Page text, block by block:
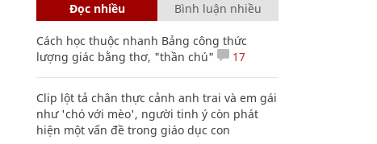
Đọc nhiều Bình luận nhiều
Cách học thuộc nhanh Bảng công thức
lượng giác bằng thơ, "thần chú"
17
Clip lột tả chân thực cảnh anh trai và em gái
như 'chó với mèo', người tinh ý còn phát
hiện một vấn đề trong giáo dục con